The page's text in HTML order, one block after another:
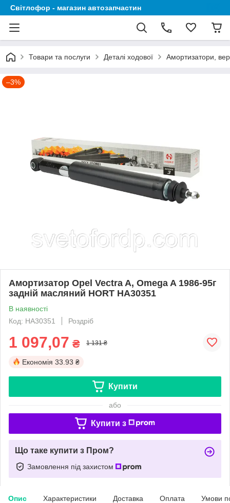
Світлофор - магазин автозапчастин
Товари та послуги Деталі ходової Амортизатори,
–3%
Амортизатор Opel Vectra A, Omega A 1986-95г
задній масляний HORT HA30351
В наявності
Код: HA30351
Роздріб
1 097,07 ₴ 1 131 ₴
Економія 33.93 ₴
Купити
або
Купити з
Що таке купити з Пром?
Замовлення під захистом
Опис Характеристики Доставка Оплата Умови